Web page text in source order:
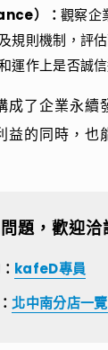
）：觀察企
規則機制，評
運作上是否誠信
成了企業永續
益的同時，也
題，歡迎洽
kafeD專員
北中南分店一覽